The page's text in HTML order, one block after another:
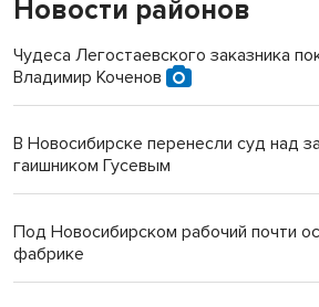
Новости районов
Чудеса Легостаевского заказника
Владимир Коченов
В Новосибирске перенесли суд над
гаишником Гусевым
Под Новосибирском рабочий почти
фабрике